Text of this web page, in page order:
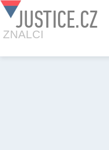
JUSTICE.CZ
ZNALCI